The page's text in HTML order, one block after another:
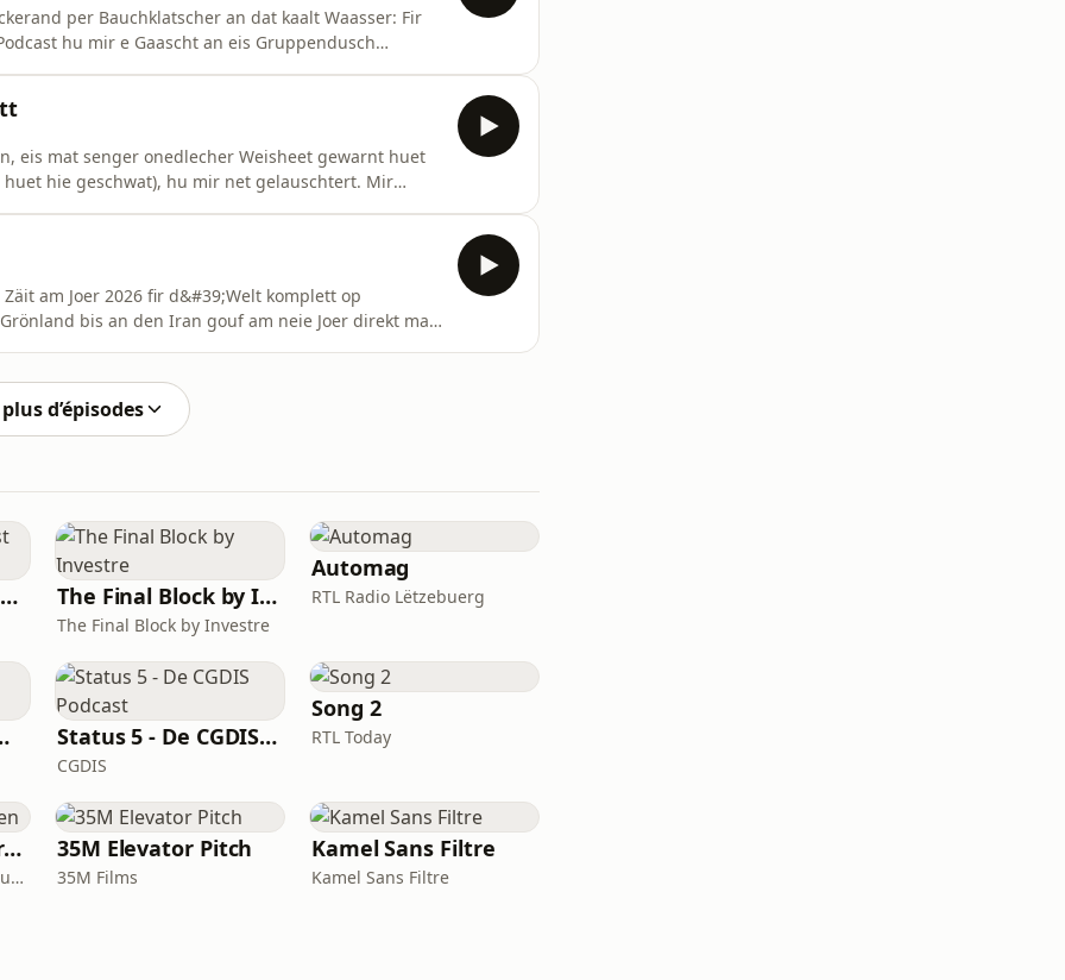
per Bauchklatscher an dat kaalt Waasser: Fir
hu mir e Gaascht an eis Gruppendusch
eis mat senger onedlecher Weisheet gewarnt huet
hie geschwat), hu mir net gelauschtert. Mir
am Joer 2026 fir d&#39;Welt komplett op
bis an den Iran gouf am neie Joer direkt mat
d’épisodes
Endlech - De Podcast vum Trauerwee The Final Block by Investre
The Final Block by Investre
Automag
RTL Radio Lëtzebuerg
Status 5 - De CGDIS Podcast
CGDIS
Song 2
RTL Today
Gréng op den Oueren
Enovos | Studio J (Lëtzebuerger Journal)
35M Elevator Pitch
35M Films
Kamel Sans Filtre
Kamel Sans Filtre